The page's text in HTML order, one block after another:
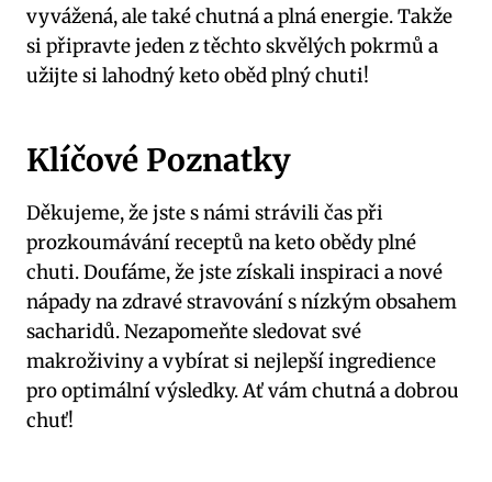
vyvážená,⁤ ale také chutná a plná energie. Takže
si připravte jeden z těchto skvělých pokrmů a
užijte si lahodný keto oběd plný chuti! ‍
Klíčové Poznatky
Děkujeme, že jste s námi strávili čas ⁤při
prozkoumávání receptů na keto obědy plné
chuti. Doufáme, že jste získali inspiraci a nové
nápady na zdravé stravování s nízkým obsahem
sacharidů.⁣ Nezapomeňte⁣ sledovat své
makroživiny a vybírat si nejlepší ingredience
pro optimální ‌výsledky. Ať vám chutná a dobrou
chuť!